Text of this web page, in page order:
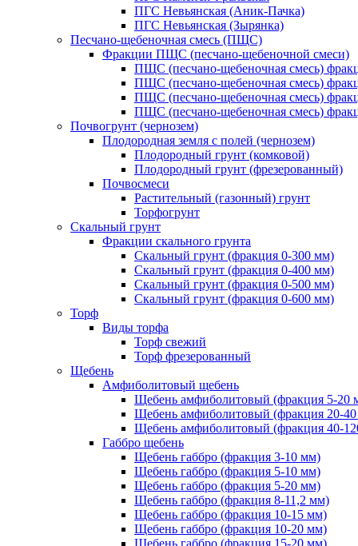
ПГС Невьянская (Аник-Пачка)
ПГС Невьянская (Зырянка)
Песчано-щебеночная смесь (ПЩС)
Фракции ПЩС (песчано-щебеночной смеси)
ПЩС (песчано-щебеночная смесь)
ПЩС (песчано-щебеночная смесь)
ПЩС (песчано-щебеночная смесь)
ПЩС (песчано-щебеночная смесь)
Почвогрунт (чернозем)
Плодородная земля с полей (чернозем)
Плодородный грунт (комковой)
Плодородный грунт (фрезерованный)
Почвосмеси
Растительный (газонный) грунт
Торфогрунт
Скальный грунт
Фракции скального грунта
Скальный грунт (фракция 0-300 мм)
Скальный грунт (фракция 0-400 мм)
Скальный грунт (фракция 0-500 мм)
Скальный грунт (фракция 0-600 мм)
Торф
Виды торфа
Торф свежий
Торф фрезерованный
Щебень
Амфиболитовый щебень
Щебень амфиболитовый (фракция 5-20
Щебень амфиболитовый (фракция 20-
Щебень амфиболитовый (фракция 40-
Габбро щебень
Щебень габбро (фракция 3-10 мм)
Щебень габбро (фракция 5-10 мм)
Щебень габбро (фракция 5-20 мм)
Щебень габбро (фракция 8-11,2 мм)
Щебень габбро (фракция 10-15 мм)
Щебень габбро (фракция 10-20 мм)
Щебень габбро (фракция 15-20 мм)